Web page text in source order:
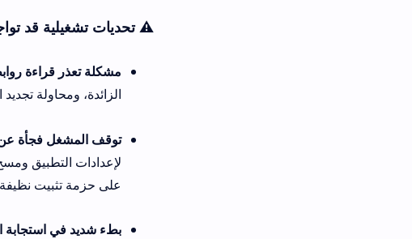
⚠️ تحديات تشغيلية قد تواجهك أثناء تصفح
مشكلة تعذر قراءة روابط m3u أو ظهور شاشة سوداء:
الزائدة، ومحاولة تجديد اشتراك خادم
توقف المشغل فجأة عن الاستجابة عند
على حزمة تثبيت نظيفة ومحدثة بالكامل.
بطء شديد في استجابة المشغل أثناء